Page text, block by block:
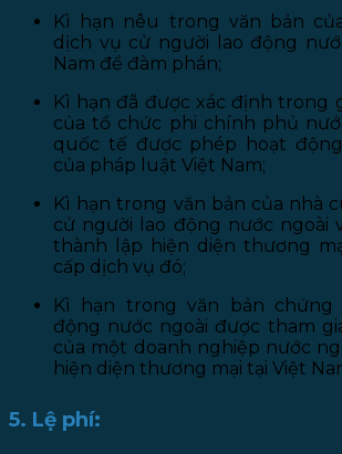
Kì hạn nêu trong văn bản
dịch vụ cử người lao động
Nam để đàm phán;
Kì hạn đã được xác định trong
của tổ chức phi chính phủ
quốc tế được phép hoạt
của pháp luật Việt Nam;
Kì hạn trong văn bản của nhà
cử người lao động nước ngoài
thành lập hiện diện thương
cấp dịch vụ đó;
Kì hạn trong văn bản chứng
động nước ngoài được tham
của một doanh nghiệp nước
hiện diện thương mại tại Việt
5. Lệ phí: